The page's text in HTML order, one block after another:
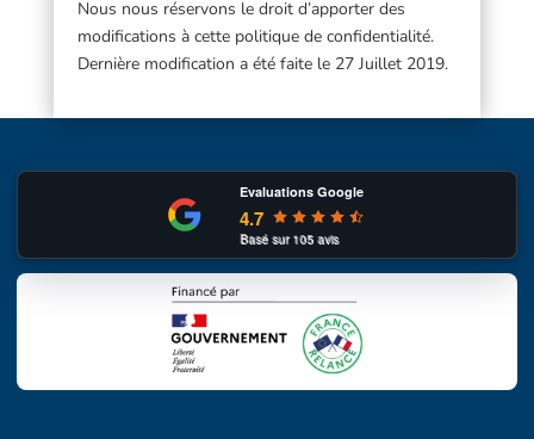
Nous nous réservons le droit d’apporter des
modifications à cette politique de confidentialité.
Dernière modification a été faite le 27 Juillet 2019.
Evaluations Google
4.7
Basé sur105avis